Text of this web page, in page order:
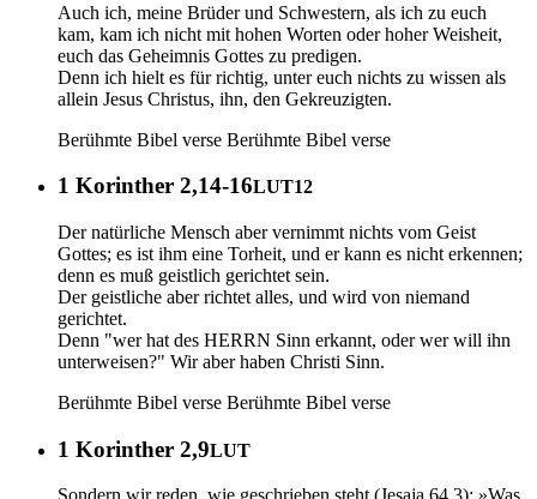
Auch ich, meine Brüder und Schwestern, als ich zu euch
kam, kam ich nicht mit hohen Worten oder hoher Weisheit,
euch das Geheimnis Gottes zu predigen.
Denn ich hielt es für richtig, unter euch nichts zu wissen als
allein Jesus Christus, ihn, den Gekreuzigten.
Berühmte Bibel verse Berühmte Bibel verse
1 Korinther 2,14-16LUT12
Der natürliche Mensch aber vernimmt nichts vom Geist
Gottes; es ist ihm eine Torheit, und er kann es nicht erkennen;
denn es muß geistlich gerichtet sein.
Der geistliche aber richtet alles, und wird von niemand
gerichtet.
Denn "wer hat des HERRN Sinn erkannt, oder wer will ihn
unterweisen?" Wir aber haben Christi Sinn.
Berühmte Bibel verse Berühmte Bibel verse
1 Korinther 2,9LUT